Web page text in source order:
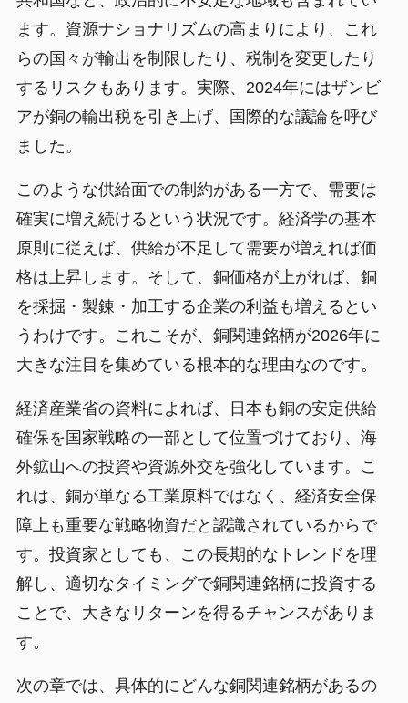
ます。資源ナショナリズムの高まりにより、これ
らの国々が輸出を制限したり、税制を変更したり
するリスクもあります。実際、2024年にはザンビ
アが銅の輸出税を引き上げ、国際的な議論を呼び
ました。
このような供給面での制約がある一方で、需要は
確実に増え続けるという状況です。経済学の基本
原則に従えば、供給が不足して需要が増えれば価
格は上昇します。そして、銅価格が上がれば、銅
を採掘・製錬・加工する企業の利益も増えるとい
うわけです。これこそが、銅関連銘柄が2026年に
大きな注目を集めている根本的な理由なのです。
経済産業省の資料によれば、日本も銅の安定供給
確保を国家戦略の一部として位置づけており、海
外鉱山への投資や資源外交を強化しています。こ
れは、銅が単なる工業原料ではなく、経済安全保
障上も重要な戦略物資だと認識されているからで
す。投資家としても、この長期的なトレンドを理
解し、適切なタイミングで銅関連銘柄に投資する
ことで、大きなリターンを得るチャンスがありま
す。
次の章では、具体的にどんな銅関連銘柄があるの